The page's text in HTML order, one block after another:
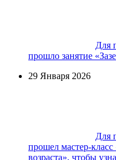
Для
прошло занятие
29 Января 2026
Для
прошел мастер-класс
возраста», чтобы